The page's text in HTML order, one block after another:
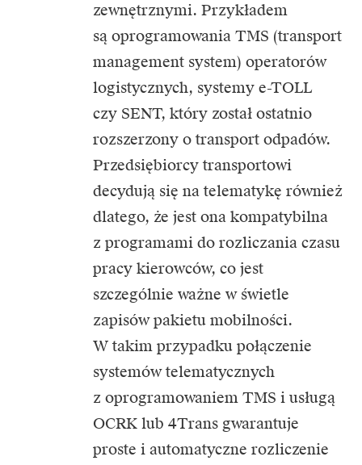
zewnętrznymi. Przykładem
są oprogramowania TMS (transport
management system) operatorów
logistycznych, systemy e-TOLL
czy SENT, który został ostatnio
rozszerzony o transport odpadów.
Przedsiębiorcy transportowi
decydują się na telematykę również
dlatego, że jest ona kompatybilna
z programami do rozliczania czasu
pracy kierowców, co jest
szczególnie ważne w świetle
zapisów pakietu mobilności.
W takim przypadku połączenie
systemów telematycznych
z oprogramowaniem TMS i usługą
OCRK lub 4Trans gwarantuje
proste i automatyczne rozliczenie